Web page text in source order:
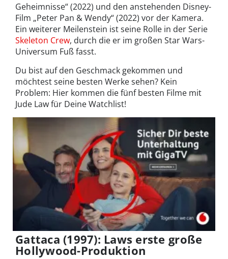
Geheimnisse“ (2022) und den anstehenden Disney-
Film „Peter Pan & Wendy“ (2022) vor der Kamera.
Ein weiterer Meilenstein ist seine Rolle in der Serie
Skeleton Crew, durch die er im großen Star Wars-
Universum Fuß fasst.
Du bist auf den Geschmack gekommen und
möchtest seine besten Werke sehen? Kein
Problem: Hier kommen die fünf besten Filme mit
Jude Law für Deine Watchlist!
Gattaca (1997): Laws erste große
Hollywood-Produktion